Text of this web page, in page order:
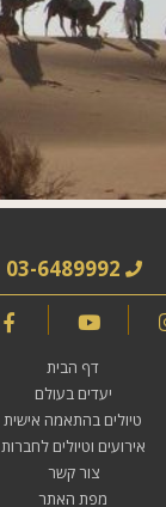
03-6489992
דף הבית
יעדים בעולם
טיולים בהתאמה אישית
אירועים וטיולים לחברות
צור קשר
מפת האתר